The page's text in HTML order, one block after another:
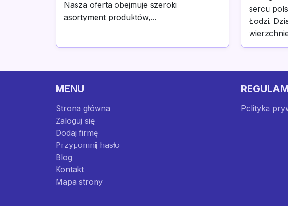
Nasza oferta obejmuje szeroki
asortyment produktów,...
sercu
Łodzi.
MENU
Strona główna
Zaloguj się
Dodaj firmę
Przypomnij hasło
Blog
Kontakt
Mapa strony
Polityka